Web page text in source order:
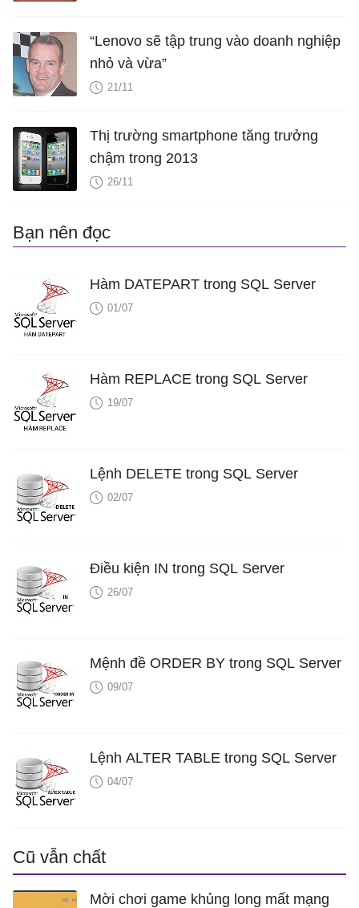
“Lenovo sẽ tập trung vào doanh nghiệp
nhỏ và vừa”
21/11
Thị trường smartphone tăng trưởng
chậm trong 2013
26/11
Bạn nên đọc
Hàm DATEPART trong SQL Server
01/07
Hàm REPLACE trong SQL Server
19/07
Lệnh DELETE trong SQL Server
02/07
Điều kiện IN trong SQL Server
26/07
Mệnh đề ORDER BY trong SQL Server
09/07
Lệnh ALTER TABLE trong SQL Server
04/07
Cũ vẫn chất
Mời chơi game khủng long mất mạng